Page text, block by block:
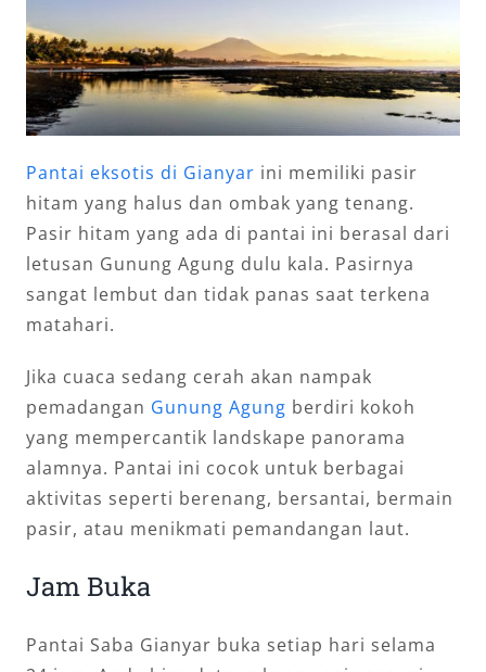
Pantai eksotis di Gianyar ini memiliki pasir
hitam yang halus dan ombak yang tenang.
Pasir hitam yang ada di pantai ini berasal dari
letusan Gunung Agung dulu kala. Pasirnya
sangat lembut dan tidak panas saat terkena
matahari.
Jika cuaca sedang cerah akan nampak
pemadangan Gunung Agung berdiri kokoh
yang mempercantik landskape panorama
alamnya. Pantai ini cocok untuk berbagai
aktivitas seperti berenang, bersantai, bermain
pasir, atau menikmati pemandangan laut.
Jam Buka
Pantai Saba Gianyar buka setiap hari selama